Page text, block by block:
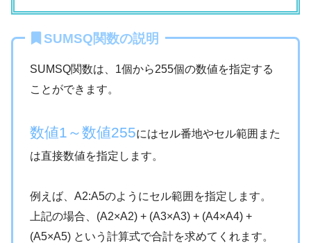
SUMSQ関数の説明
SUMSQ関数は、1個から255個の数値を指定する
ことができます。
数値1～数値255にはセル番地やセル範囲また
は直接数値を指定します。
例えば、A2:A5のようにセル範囲を指定します。
上記の場合、(A2×A2) + (A3×A3) + (A4×A4) +
(A5×A5) という計算式で合計を求めてくれます。